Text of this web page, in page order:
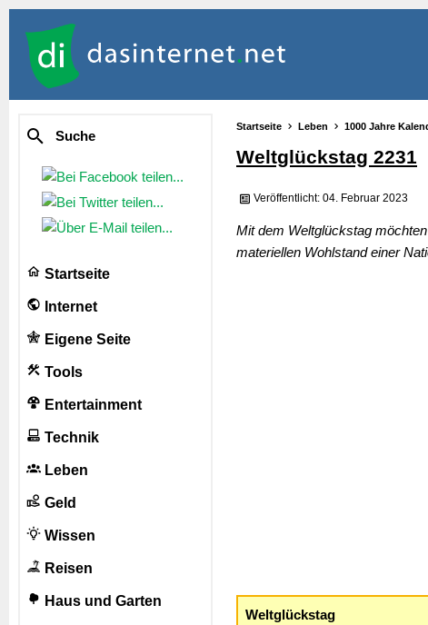
Suche
Startseite
Internet
Eigene Seite
Tools
Entertainment
Technik
Leben
Geld
Wissen
Reisen
Haus und Garten
Startseite Leben 1000 Jahre
Weltglückstag 2231
Veröffentlicht: 04. Februar 2023
Mit dem Weltglückstag
materiellen Wohlstand einer
Weltglückstag